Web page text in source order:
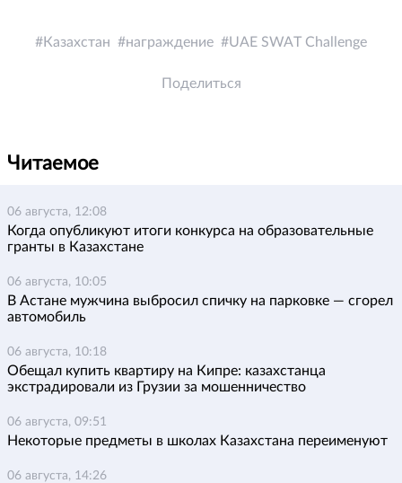
Казахстан награждение UAE SWAT Challenge
Поделиться
Читаемое
06 августа, 12:08
Когда опубликуют итоги конкурса на образовательные
гранты в Казахстане
06 августа, 10:05
В Астане мужчина выбросил спичку на парковке — сгорел
автомобиль
06 августа, 10:18
Обещал купить квартиру на Кипре: казахстанца
экстрадировали из Грузии за мошенничество
06 августа, 09:51
Некоторые предметы в школах Казахстана переименуют
06 августа, 14:26